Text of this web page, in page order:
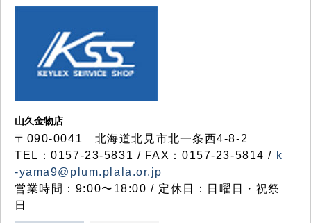
山久金物店
〒090-0041 北海道北見市北一条西4-8-2
TEL：0157-23-5831 / FAX：0157-23-5814 / k
-yama9@plum.plala.or.jp
営業時間：9:00〜18:00 / 定休日：日曜日・祝祭
日